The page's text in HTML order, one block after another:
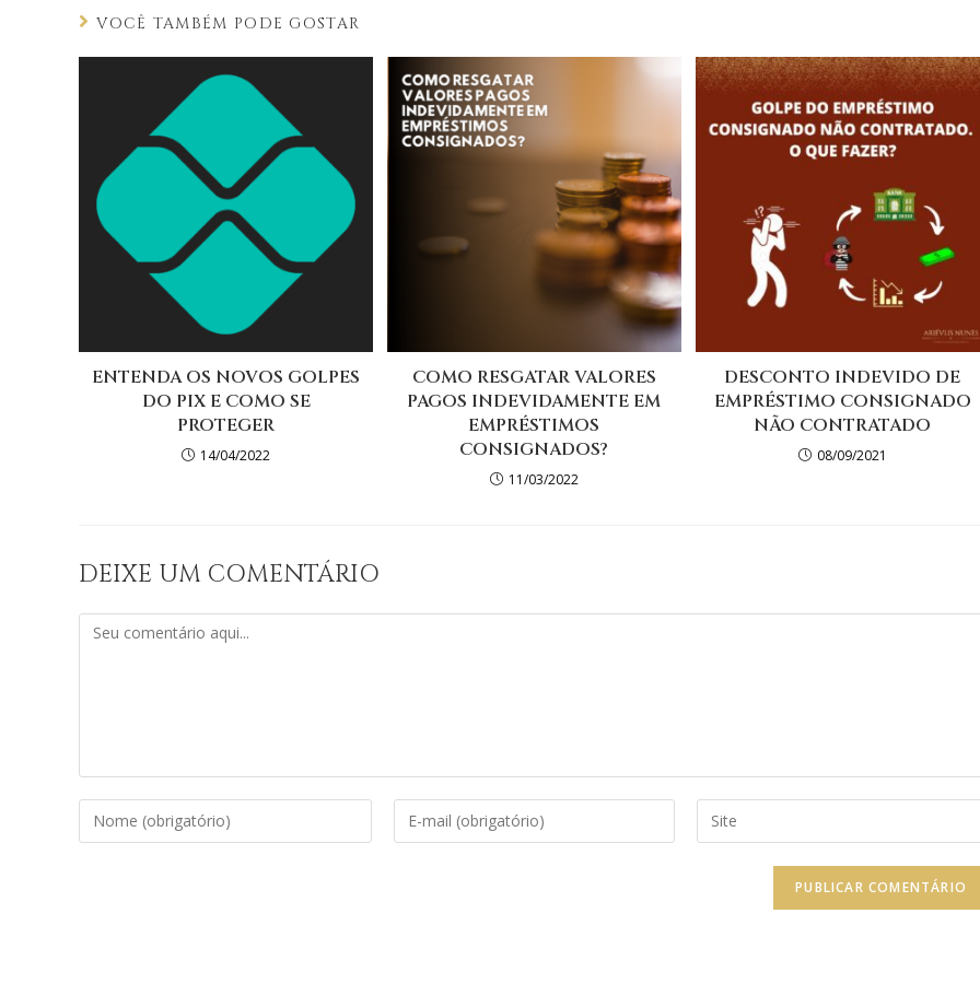
VOCÊ TAMBÉM PODE GOSTAR
ENTENDA OS NOVOS GOLPES
DO PIX E COMO SE
PROTEGER
14/04/2022
COMO RESGATAR VALORES
PAGOS INDEVIDAMENTE EM
EMPRÉSTIMOS
CONSIGNADOS?
11/03/2022
DESCONTO INDEVIDO DE
EMPRÉSTIMO CONSIGNADO
NÃO CONTRATADO
08/09/2021
DEIXE UM COMENTÁRIO